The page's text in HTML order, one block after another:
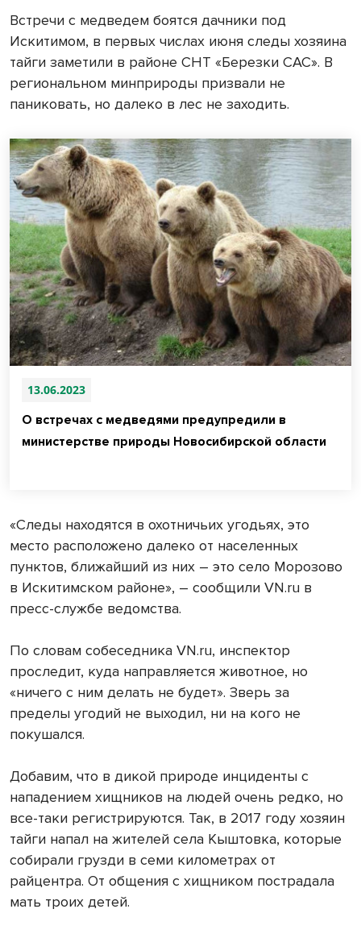
Встречи с медведем боятся дачники под
Искитимом, в первых числах июня следы хозяина
тайги заметили в районе СНТ «Березки САС». В
региональном минприроды призвали не
паниковать, но далеко в лес не заходить.
13.06.2023
О встречах с медведями предупредили в
министерстве природы Новосибирской области
«Следы находятся в охотничьих угодьях, это
место расположено далеко от населенных
пунктов, ближайший из них – это село Морозово
в Искитимском районе», – сообщили VN.ru в
пресс-службе ведомства.
По словам собеседника VN.ru, инспектор
проследит, куда направляется животное, но
«ничего с ним делать не будет». Зверь за
пределы угодий не выходил, ни на кого не
покушался.
Добавим, что в дикой природе инциденты с
нападением хищников на людей очень редко, но
все-таки регистрируются. Так, в 2017 году хозяин
тайги напал на жителей села Кыштовка, которые
собирали грузди в семи километрах от
райцентра. От общения с хищником пострадала
мать троих детей.